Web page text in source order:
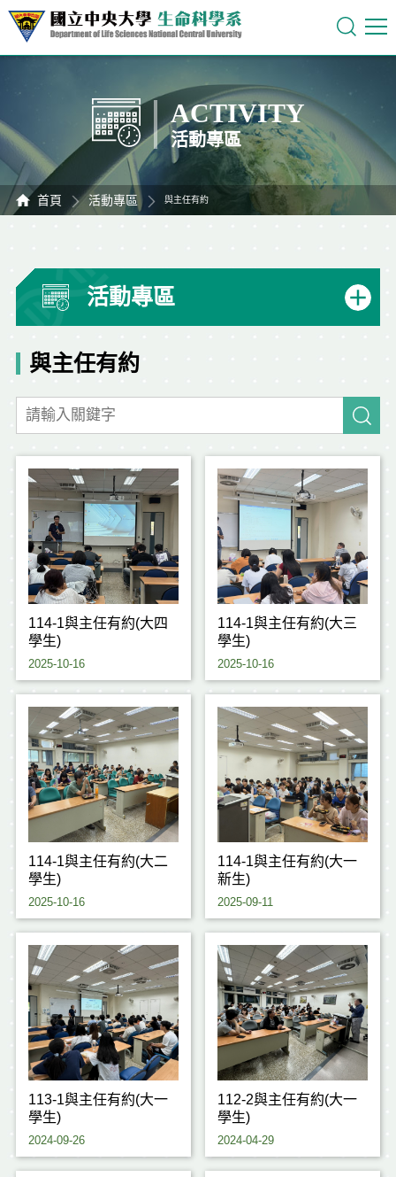
ACTIVITY
活動專區
首頁 活動專區 與主任有約
活動專區
與主任有約
114-1與主任有約(大四
學生)
2025-10-16
114-1與主任有約(大三
學生)
2025-10-16
114-1與主任有約(大二
學生)
2025-10-16
114-1與主任有約(大一
新生)
2025-09-11
113-1與主任有約(大一
學生)
2024-09-26
112-2與主任有約(大一
學生)
2024-04-29